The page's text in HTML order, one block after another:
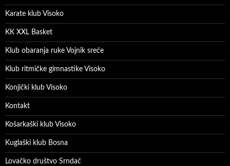
Karate klub Visoko
KK XXL Basket
Klub obaranja ruke Vojnik sreće
Klub ritmičke gimnastike Visoko
Konjički klub Visoko
Kontakt
Košarkaški klub Visoko
Kuglaški klub Bosna
Lovačko društvo Srndać